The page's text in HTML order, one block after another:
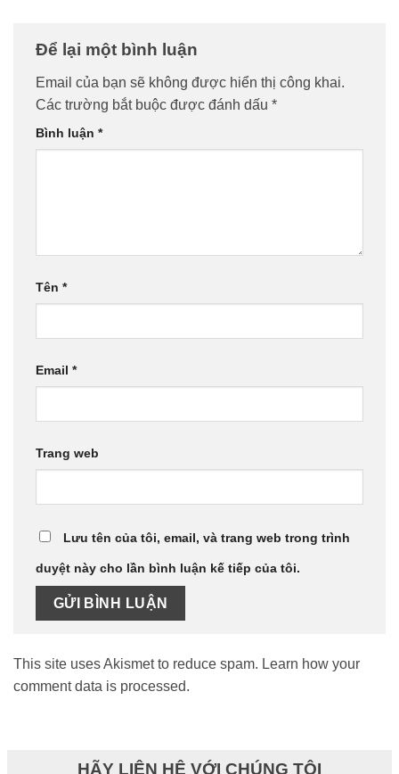
Để lại một bình luận
Email của bạn sẽ không được hiển thị công khai.
Các trường bắt buộc được đánh dấu *
Bình luận *
Tên *
Email *
Trang web
Lưu tên của tôi, email, và trang web trong trình
duyệt này cho lần bình luận kế tiếp của tôi.
This site uses Akismet to reduce spam. Learn how your
comment data is processed.
HÃY LIÊN HỆ VỚI CHÚNG TÔI